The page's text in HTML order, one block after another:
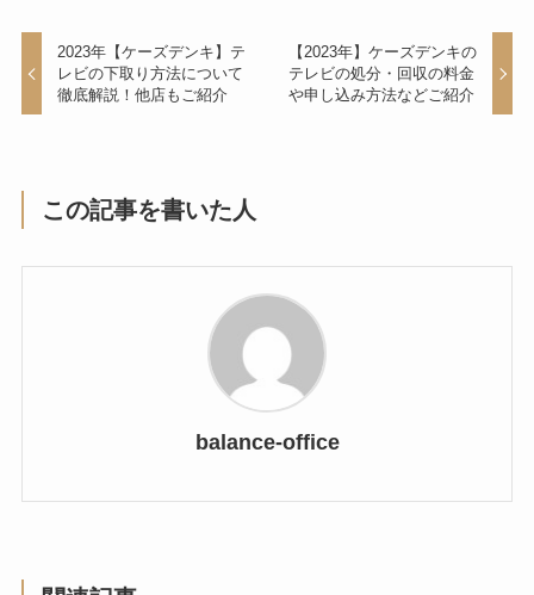
2023年【ケーズデンキ】テ
レビの下取り方法について
徹底解説！他店もご紹介
【2023年】ケーズデンキの
テレビの処分・回収の料金
や申し込み方法などご紹介
この記事を書いた人
balance-office